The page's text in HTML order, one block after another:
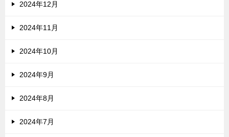
2024年12月
2024年11月
2024年10月
2024年9月
2024年8月
2024年7月